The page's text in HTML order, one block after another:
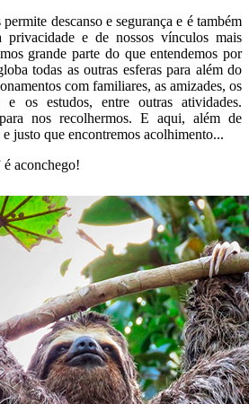
descanso e segurança e é também
privacidade e de nossos vínculos mais
grande parte do que entendemos por
todas as outras esferas para além do
com familiares, as amizades, os
e os estudos, entre outras atividades.
nos recolhermos. E aqui, além de
justo que encontremos acolhimento...
aconchego!